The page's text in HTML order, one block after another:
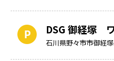
DSG 御経塚
石川県野々市市御経